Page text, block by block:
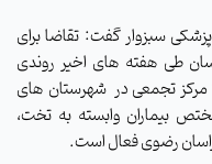
سبزوار گفت: تقاضا برای
طی هفته های اخیر روندی
افزایشی داشته است. در حال حاضر تعداد 9 مرکز تجمعی در شهرستان های
بیماران وابسته به تخت،
رضوی فعال است.